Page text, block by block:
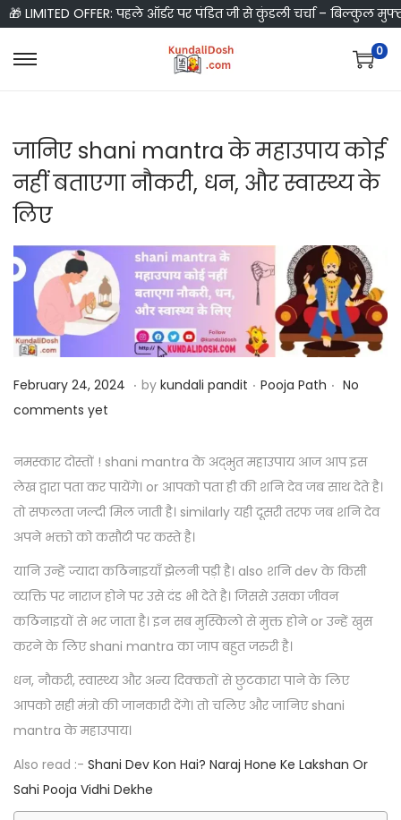
🎁 LIMITED OFFER: पहले ऑर्डर पर पंडित जी से कुंडली चर्चा – बिल्कुल
S
p
a
v
i
g
a
S
p
o
n
t
e
n
0
जानिए shani mantra के महाउपाय कोई
नहीं बताएगा नौकरी, धन, और स्वास्थ्य के
लिए
P
o
t
e
d
o
February 24, 2024 F
r
u
a
r
0
2
4
. by kundali pandit . P
t
e
d
Pooja Path . No
comments yet
नमस्कार दोस्तों ! shani mantra के अद्भुत महाउपाय आज आप इस
लेख द्वारा पता कर पायेंगे। or आपको पता ही की शनि देव जब साथ देते है।
तो सफलता जल्दी मिल जाती है। similarly यही दूसरी तरफ जब शनि देव
अपने भक्तो को कसौटी पर कस्ते है।
यानि उन्हें ज्यादा कठिनाइयाँ झेलनी पड़ी है। also शनि dev के किसी
व्यक्ति पर नाराज होने पर उसे दंड भी देते है। जिससे उसका जीवन
कठिनाइयों से भर जाता है। इन सब मुस्किलो से मुक्त होने or उन्हें खुस
करने के लिए shani mantra का जाप बहुत जरुरी है।
धन, नौकरी, स्वास्थ्य और अन्य दिक्कतों से छुटकारा पाने के लिए
आपको सही मंत्रो की जानकारी देंगे। तो चलिए और जानिए shani
mantra के महाउपाय।
Also read :- Shani Dev Kon Hai? Naraj Hone Ke Lakshan Or
Sahi Pooja Vidhi Dekhe